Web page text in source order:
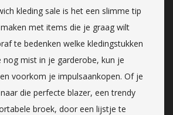
kleding sale is het een slimme tip
met items die je graag wilt
te bedenken welke kledingstukken
nog mist in je garderobe, kun je
voorkom je impulsaankopen. Of je
die perfecte blazer, een trendy
broek, door een lijstje te